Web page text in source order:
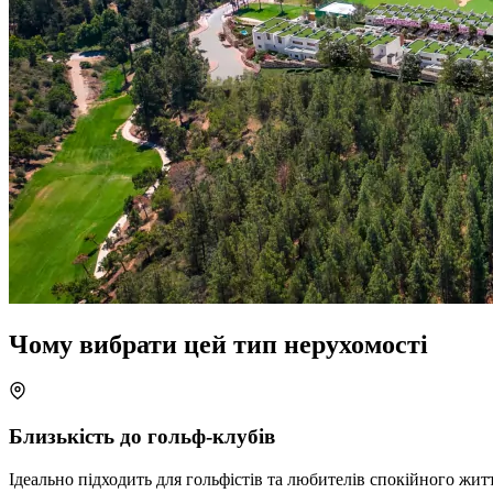
Чому вибрати цей тип нерухомості
Близькість до гольф-клубів
Ідеально підходить для гольфістів та любителів спокійного